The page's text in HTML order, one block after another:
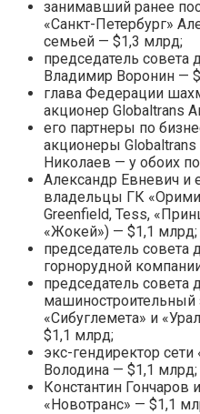
занимавший ранее
«Санкт-Петербург»
семьей — $1,3 млрд;
председатель
Владимир Воронин —
глава Федерации
акционер Globaltrans
его партнеры по
акционеры
Николаев — у обоих
Александр Евневич и
владельцы ГК
Greenfield, Tess,
«Жокей») — $1,1 млрд;
председатель совета
горнорудной
председатель
«Сибуглемета» и
$1,1 млрд;
экс-гендиректор сети
Володина — $1,1 млрд;
Константин
«Новотранс» — $1,1